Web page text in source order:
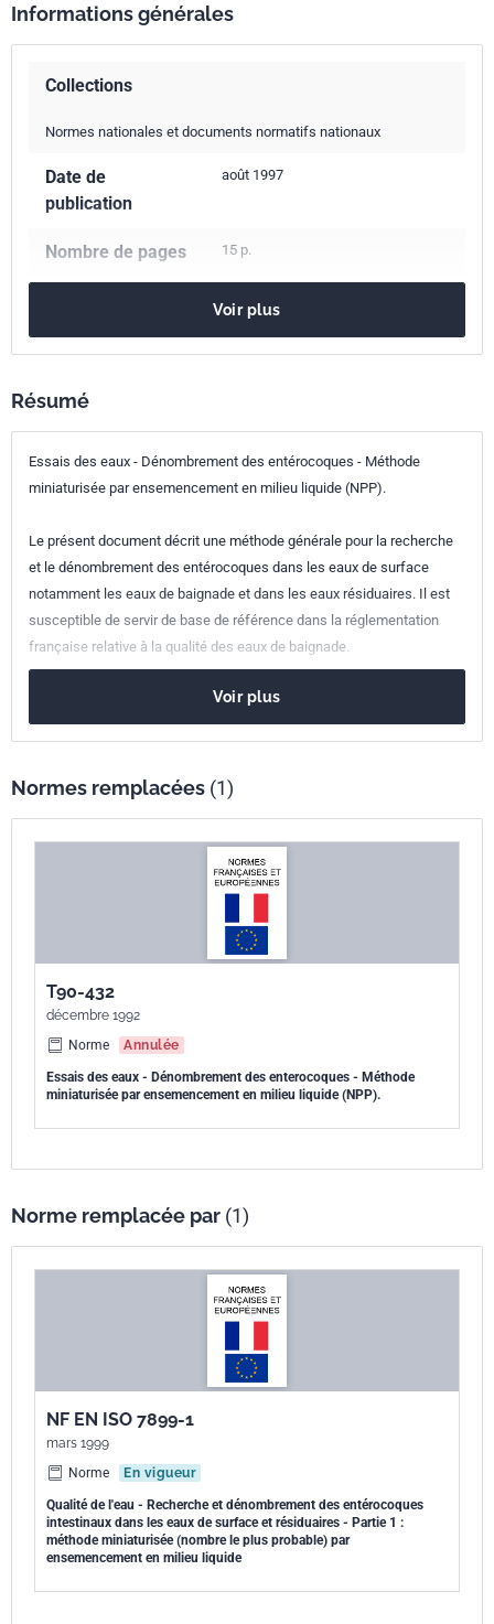
Informations générales
Collections
Normes nationales et documents normatifs nationaux
Date de
publication
août 1997
Nombre de pages 15 p.
Codes ICS
Indice de
Numéro de tirage 1 - août 1997
Voir plus
Résumé
Essais des eaux - Dénombrement des entérocoques - Méthode
miniaturisée par ensemencement en milieu liquide (NPP).
Le présent document décrit une méthode générale pour la recherche
et le dénombrement des entérocoques dans les eaux de surface
notamment les eaux de baignade et dans les eaux résiduaires. Il est
susceptible de servir de base de référence dans la réglementation
française relative à la qualité des eaux de baignade.
Voir plus
Normes remplacées (1)
T90-432
décembre 1992
Norme
Annulée
Essais des eaux - Dénombrement des enterocoques - Méthode
miniaturisée par ensemencement en milieu liquide (NPP).
Norme remplacée par (1)
NF EN ISO 7899-1
mars 1999
Norme
En vigueur
Qualité de l'eau - Recherche et dénombrement des entérocoques
intestinaux dans les eaux de surface et résiduaires - Partie 1 :
méthode miniaturisée (nombre le plus probable) par
ensemencement en milieu liquide